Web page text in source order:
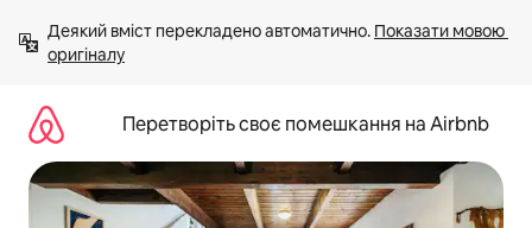
вмісту
Деякий вміст перекладено автоматично. Показати мовою
оригіналу
Перетворіть своє помешкання на Airbnb